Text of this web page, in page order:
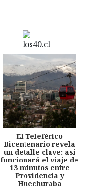
El Teleférico
Bicentenario revela
un detalle clave: así
funcionará el viaje de
13 minutos entre
Providencia y
Huechuraba